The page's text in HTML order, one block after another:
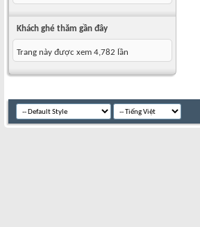
Khách ghé thăm gần đây
Trang này được xem 4,782 lần